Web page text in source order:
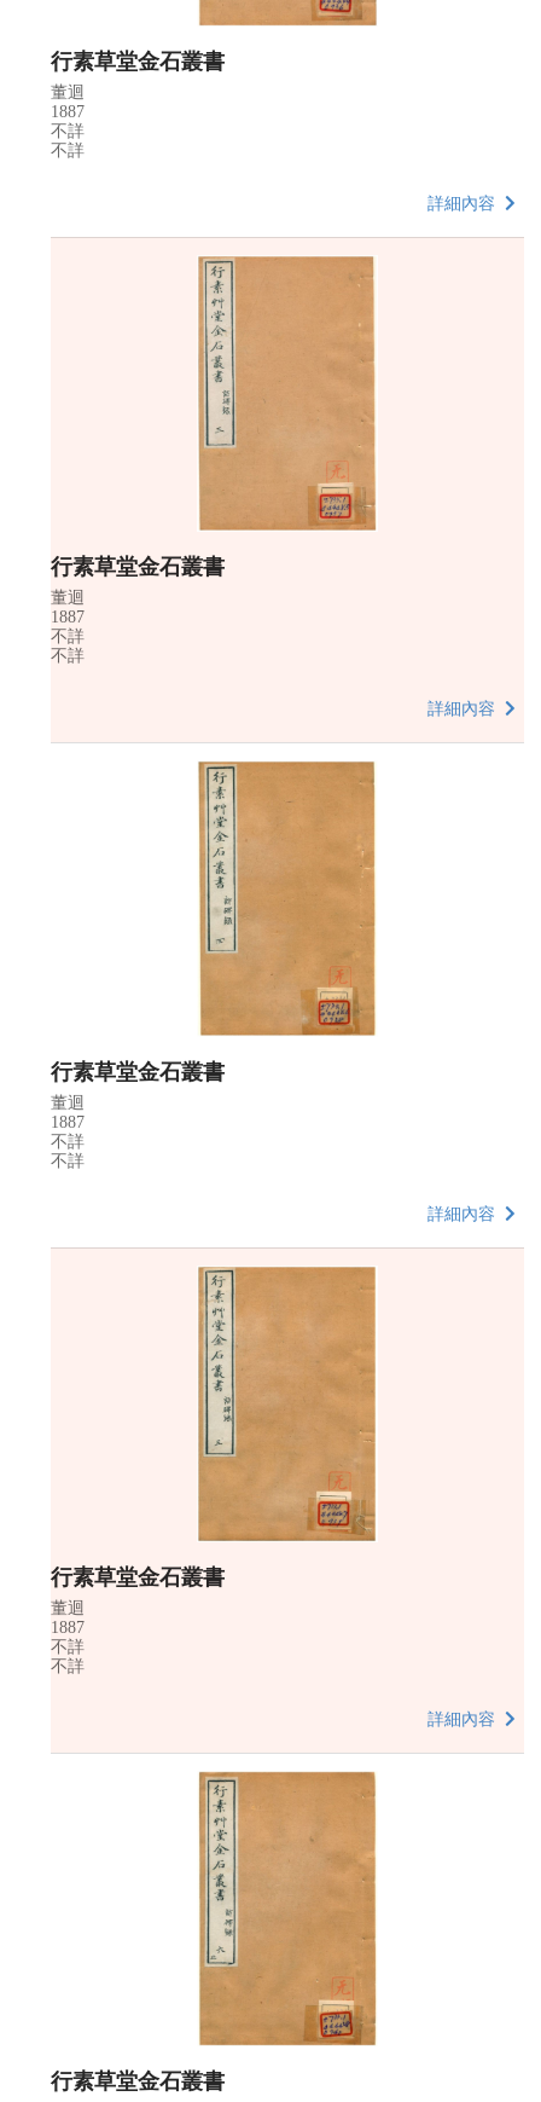
行素草堂金石叢書
董迴
1887
不詳
不詳
詳細內容
行素草堂金石叢書
董迴
1887
不詳
不詳
詳細內容
行素草堂金石叢書
董迴
1887
不詳
不詳
詳細內容
行素草堂金石叢書
董迴
1887
不詳
不詳
詳細內容
行素草堂金石叢書